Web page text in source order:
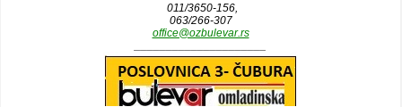
011/3650-156,
063/266-307
office@ozbulevar.rs